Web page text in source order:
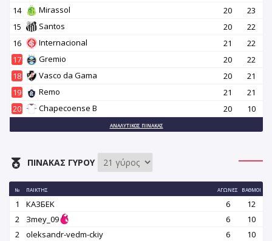
14
Mirassol 20
23
15
Santos 20
22
16
Internacional 21
22
17
Gremio 20
22
18
Vasco da Gama 20
21
19
Remo 21
21
20
Chapecoense B 20 10
ΑΝΑΛΥΤΙΚΌΣ ΠΊΝΑΚΑΣ
ΠΊΝΑΚΑΣ ΓΎΡΟΥ
№ ΠΑΊΚΤΗΣ ΑΓΏΝΕΣ ΒΑΘΜΟΊ
1 КАЗБEK 6
12
2
Зmey_09 6
10
2
oleksandr-vedm-ckiy 6
10